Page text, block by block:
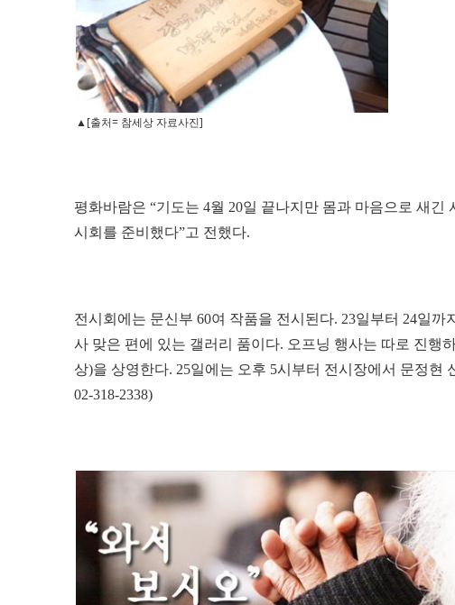
▲[출처= 참세상 자료사진]
평화바람은 “기도는 4월 20일 끝나지만 몸과 마음으로 새
시회를 준비했다”고 전했다.
전시회에는 문신부 60여 작품을 전시된다. 23일부터 24일
사 맞은 편에 있는 갤러리 품이다. 오프닝 행사는 따로 진행
상)을 상영한다. 25일에는 오후 5시부터 전시장에서 문정현
02-318-2338)